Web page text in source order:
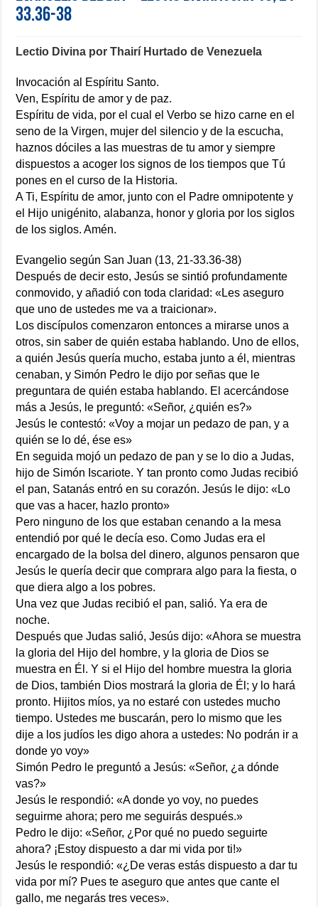
33.36-38
Lectio Divina por Thairí Hurtado de Venezuela
Invocación al Espíritu Santo.
Ven, Espíritu de amor y de paz.
Espíritu de vida, por el cual el Verbo se hizo carne en el
seno de la Virgen, mujer del silencio y de la escucha,
haznos dóciles a las muestras de tu amor y siempre
dispuestos a acoger los signos de los tiempos que Tú
pones en el curso de la Historia.
A Ti, Espíritu de amor, junto con el Padre omnipotente y
el Hijo unigénito, alabanza, honor y gloria por los siglos
de los siglos. Amén.
Evangelio según San Juan (13, 21-33.36-38)
Después de decir esto, Jesús se sintió profundamente
conmovido, y añadió con toda claridad: «Les aseguro
que uno de ustedes me va a traicionar».
Los discípulos comenzaron entonces a mirarse unos a
otros, sin saber de quién estaba hablando. Uno de ellos,
a quién Jesús quería mucho, estaba junto a él, mientras
cenaban, y Simón Pedro le dijo por señas que le
preguntara de quién estaba hablando. El acercándose
más a Jesús, le preguntó: «Señor, ¿quién es?»
Jesús le contestó: «Voy a mojar un pedazo de pan, y a
quién se lo dé, ése es»
En seguida mojó un pedazo de pan y se lo dio a Judas,
hijo de Simón Iscariote. Y tan pronto como Judas recibió
el pan, Satanás entró en su corazón. Jesús le dijo: «Lo
que vas a hacer, hazlo pronto»
Pero ninguno de los que estaban cenando a la mesa
entendió por qué le decía eso. Como Judas era el
encargado de la bolsa del dinero, algunos pensaron que
Jesús le quería decir que comprara algo para la fiesta, o
que diera algo a los pobres.
Una vez que Judas recibió el pan, salió. Ya era de
noche.
Después que Judas salió, Jesús dijo: «Ahora se muestra
la gloria del Hijo del hombre, y la gloria de Dios se
muestra en Él. Y si el Hijo del hombre muestra la gloria
de Dios, también Dios mostrará la gloria de Él; y lo hará
pronto. Hijitos míos, ya no estaré con ustedes mucho
tiempo. Ustedes me buscarán, pero lo mismo que les
dije a los judíos les digo ahora a ustedes: No podrán ir a
donde yo voy»
Simón Pedro le preguntó a Jesús: «Señor, ¿a dónde
vas?»
Jesús le respondió: «A donde yo voy, no puedes
seguirme ahora; pero me seguirás después.»
Pedro le dijo: «Señor, ¿Por qué no puedo seguirte
ahora? ¡Estoy dispuesto a dar mi vida por ti!»
Jesús le respondió: «¿De veras estás dispuesto a dar tu
vida por mí? Pues te aseguro que antes que cante el
gallo, me negarás tres veces».